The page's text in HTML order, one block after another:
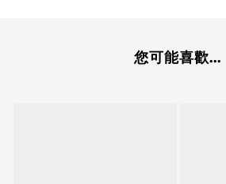
您可能喜歡...